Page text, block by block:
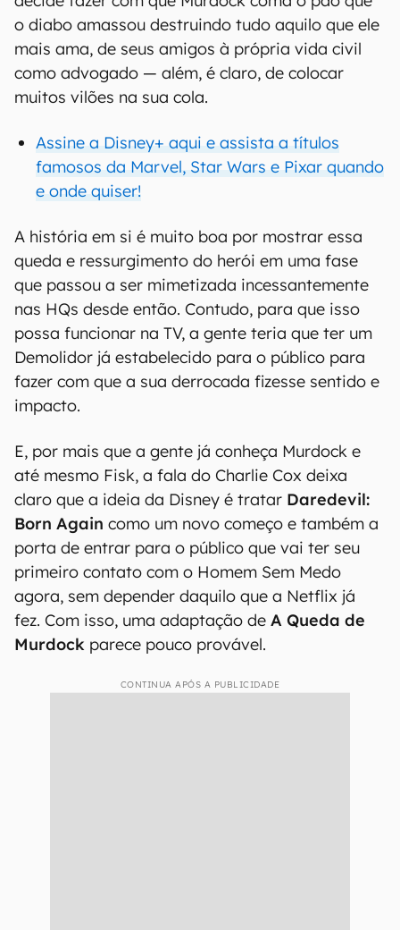
o diabo amassou destruindo tudo aquilo que ele
mais ama, de seus amigos à própria vida civil
como advogado — além, é claro, de colocar
muitos vilões na sua cola.
Assine a Disney+ aqui e assista a títulos
famosos da Marvel, Star Wars e Pixar quando
e onde quiser!
A história em si é muito boa por mostrar essa
queda e ressurgimento do herói em uma fase
que passou a ser mimetizada incessantemente
nas HQs desde então. Contudo, para que isso
possa funcionar na TV, a gente teria que ter um
Demolidor já estabelecido para o público para
fazer com que a sua derrocada fizesse sentido e
impacto.
E, por mais que a gente já conheça Murdock e
até mesmo Fisk, a fala do Charlie Cox deixa
claro que a ideia da Disney é tratar Daredevil:
Born Again como um novo começo e também a
porta de entrar para o público que vai ter seu
primeiro contato com o Homem Sem Medo
agora, sem depender daquilo que a Netflix já
fez. Com isso, uma adaptação de A Queda de
Murdock parece pouco provável.
CONTINUA APÓS A PUBLICIDADE